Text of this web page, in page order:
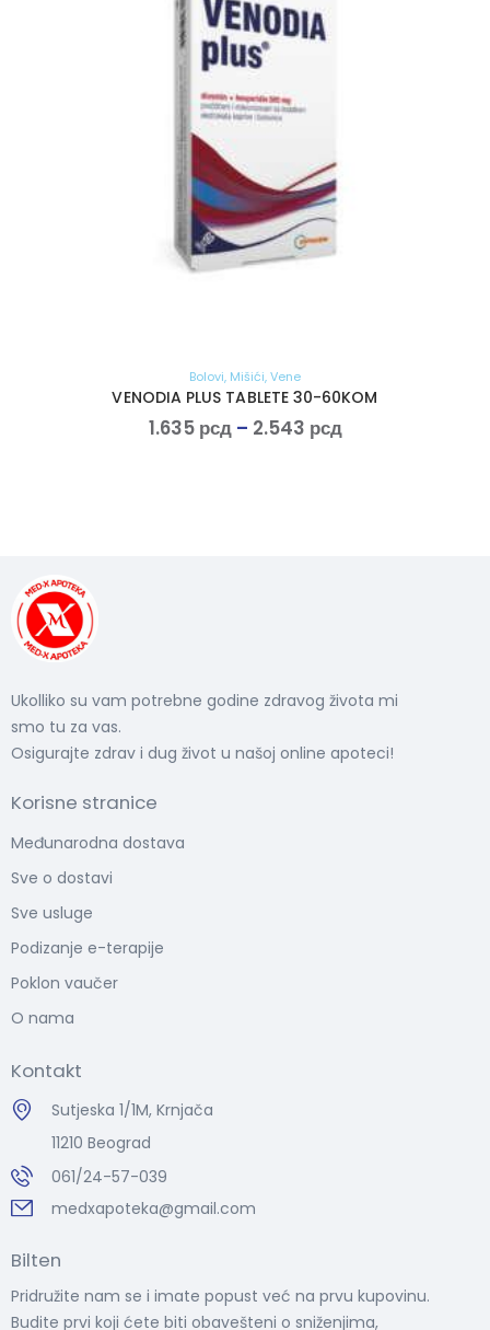
Bolovi, Mišići,Vene
VENODIA PLUS TABLETE 30-60KOM
1.635 рсд – 2.543 рсд
Ukolliko su vam potrebne godine zdravog života mi
smo tu za vas.
Osigurajte zdrav i dug život u našoj online apoteci!
Korisne stranice
Međunarodna dostava
Sve o dostavi
Sve usluge
Podizanje e-terapije
Poklon vaučer
O nama
Kontakt
Sutjeska 1/1M, Krnjača
11210 Beograd
061/24-57-039
medxapoteka@gmail.com
Bilten
Pridružite nam se i imate popust već na prvu kupovinu.
Budite prvi koji ćete biti obavešteni o sniženjima,